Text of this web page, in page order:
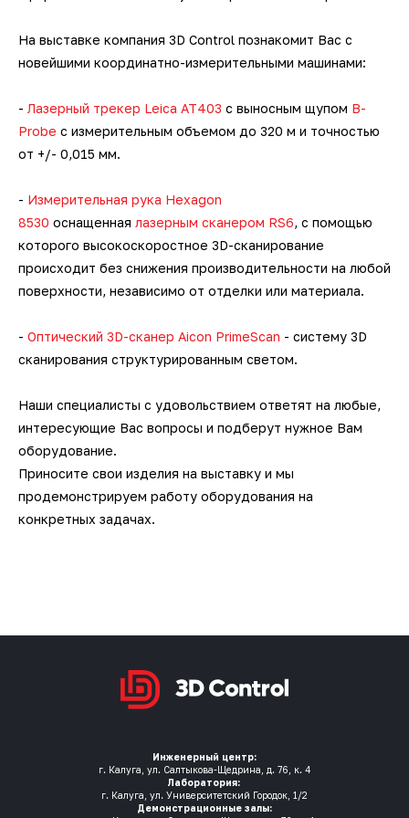
На выставке компания 3D Control познакомит Вас с
новейшими координатно-измерительными машинами:
- Лазерный трекер Leica AT403 с выносным щупом B-
Probe c измерительным объемом до 320 м и точностью
от +/- 0,015 мм.
- Измерительная рука Hexagon
8530 оснащенная лазерным сканером RS6, с помощью
которого высокоскоростное 3D-сканирование
происходит без снижения производительности на любой
поверхности, независимо от отделки или материала.
- Оптический 3D-сканер Aicon PrimeScan - систему 3D
сканирования структурированным светом.
Наши специалисты с удовольствием ответят на любые,
интересующие Вас вопросы и подберут нужное Вам
оборудование.
Приносите свои изделия на выставку и мы
продемонстрируем работу оборудования на
конкретных задачах.
Инженерный центр:
г. Калуга, ул. Салтыкова-Щедрина, д. 76, к. 4
Лаборатория:
г. Калуга, ул. Университетский Городок, 1/2
Демонстрационные залы:
3D-сканеры для измерительных
ПО Volume Graphics
ПО TubeShaper
ПО GOM